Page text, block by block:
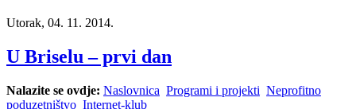
Utorak, 04. 11. 2014.
U Briselu – prvi dan
Nalazite se ovdje: Naslovnica Programi i projekti Neprofitno
poduzetništvo Internet-klub